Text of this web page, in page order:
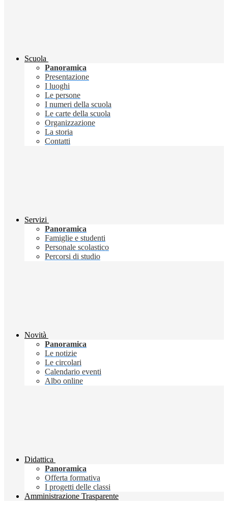
Scuola
Panoramica
Presentazione
I luoghi
Le persone
I numeri della scuola
Le carte della scuola
Organizzazione
La storia
Contatti
Servizi
Panoramica
Famiglie e studenti
Personale scolastico
Percorsi di studio
Novità
Panoramica
Le notizie
Le circolari
Calendario eventi
Albo online
Didattica
Panoramica
Offerta formativa
I progetti delle classi
Amministrazione Trasparente